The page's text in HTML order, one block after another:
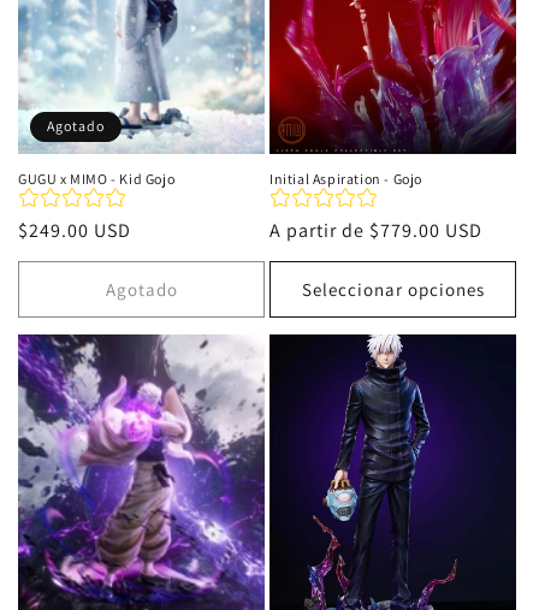
Agotado
GUGU x MIMO - Kid Gojo
Precio
habitual
$249.00 USD
Agotado
Initial Aspiration - Gojo
Precio
habitual
A partir de $779.00 USD
Seleccionar opciones